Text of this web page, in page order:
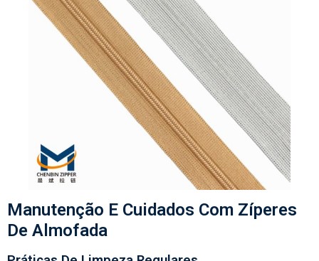
Manutenção E Cuidados Com Zíperes
De Almofada